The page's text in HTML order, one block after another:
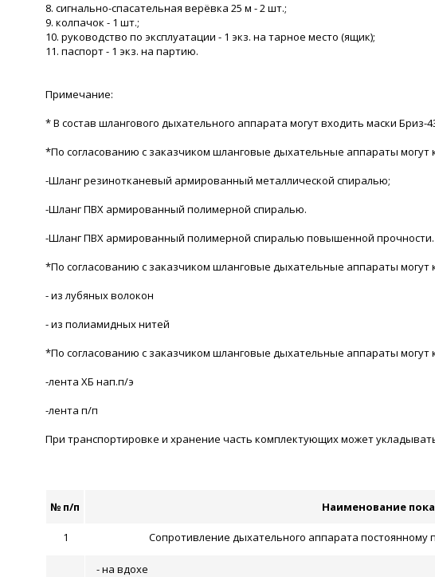
8. сигнально-спасательная верёвка 25 м - 2 шт.;
9. колпачок - 1 шт.;
10. руководство по эксплуатации - 1 экз. на тарное место (ящик);
11. паспорт - 1 экз. на партию.
Примечание:
* В состав шлангового дыхательного аппарата могут входить маски
*По согласованию с заказчиком шланговые дыхательные аппараты могут
-Шланг резинотканевый армированный металлической спиралью;
-Шланг ПВХ армированный полимерной спиралью.
-Шланг ПВХ армированный полимерной спиралью повышенной прочности.
*По согласованию с заказчиком шланговые дыхательные аппараты могут
- из лубяных волокон
- из полиамидных нитей
*По согласованию с заказчиком шланговые дыхательные аппараты
-лента ХБ нап.п/э
-лента п/п
При транспортировке и хранение часть комплектующих может
№ п/п Наименование
1
Сопротивление дыхательного аппарата постоянному
- на вдохе